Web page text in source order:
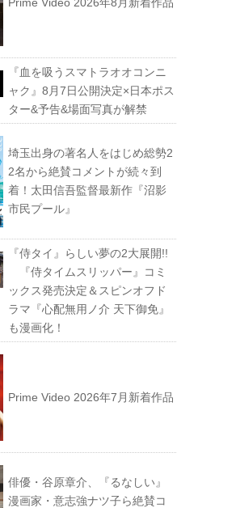
『血を吸うスマトラオオコンニ
ャク』8月7日公開決定×日本ポス
ター&予告&場面写真が解禁
埼玉出身の著名人をはじめ総勢2
2名から絶賛コメントが続々到
着！太田信吾監督最新作『沼影
市民プール』
『侍タイ』らしい夢の2大展開!!
『侍タイムスリッパー』コミ
ックス発売決定＆スピンオフド
ラマ『心配無用ノ介 天下御免』
も漫画化！
Prime Video 2026年7月新着作品
俳優・谷原章介、『るなしい』
漫画家・意志強ナツ子ら絶賛コ